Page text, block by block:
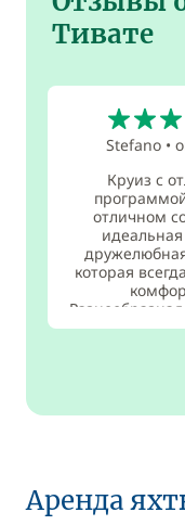
Тивате
Stefano•
Круиз с
отличном
которая
читать
Аренда